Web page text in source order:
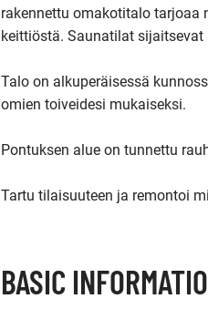
rakennettu omakotitalo tarjoaa
keittiöstä. Saunatilat
Talo on alkuperäisessä
omien toiveidesi mukaiseksi.
Pontuksen alue on tunnettu
Tartu tilaisuuteen ja remontoi
BASIC